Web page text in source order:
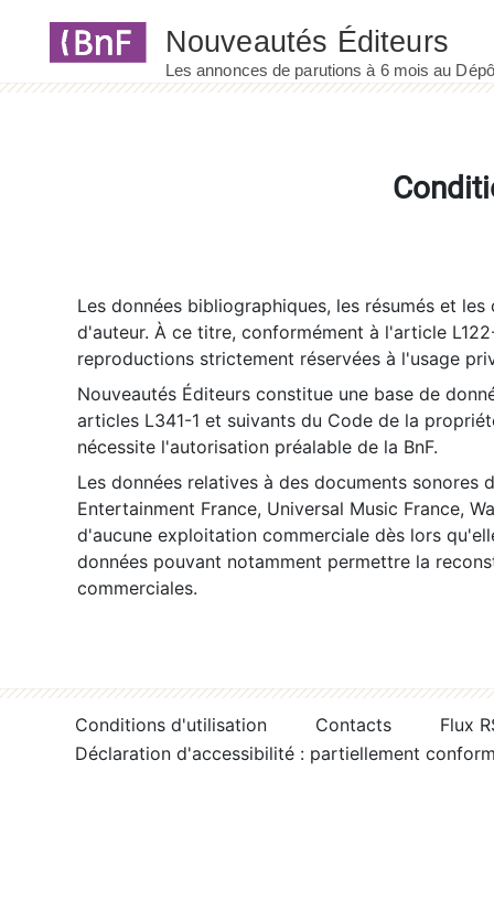
Les données bibliographiques, les résumés et
d'auteur. À ce titre, conformément à l'article
reproductions strictement réservées à l'usage
Nouveautés Éditeurs constitue une base de
articles L341-1 et suivants du Code de la
nécessite l'autorisation préalable de la BnF.
Les données relatives à des documents sonores
Entertainment France, Universal Music France,
d'aucune exploitation commerciale dès lors
données pouvant notamment permettre la
commerciales.
Conditions d'utilisation Contacts
Flux
Déclaration d'accessibilité : partiellement